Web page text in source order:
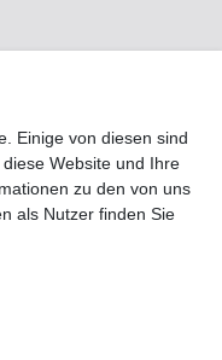
Einige von diesen sind
Website und Ihre
zu den von uns
als Nutzer finden Sie